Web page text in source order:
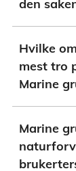
den
Hvilke
mest tro
Marine
Marine